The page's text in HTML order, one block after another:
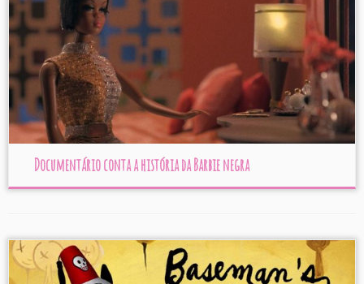
Documentário conta a história da Barbie negra